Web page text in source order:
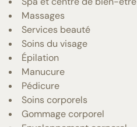
Massages
Services beauté
Soins du visage
Épilation
Manucure
Pédicure
Soins corporels
Gommage corporel